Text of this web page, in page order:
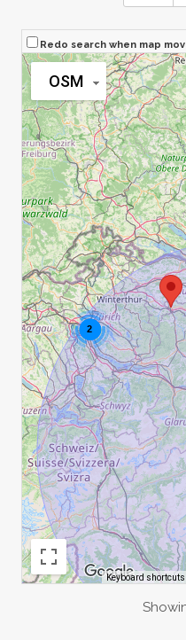
Redo search when map
2
OSM
Keyboard shortcuts